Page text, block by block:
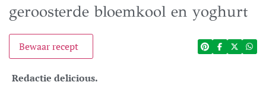
geroosterde bloemkool en yoghurt
Bewaar recept
Redactie delicious.